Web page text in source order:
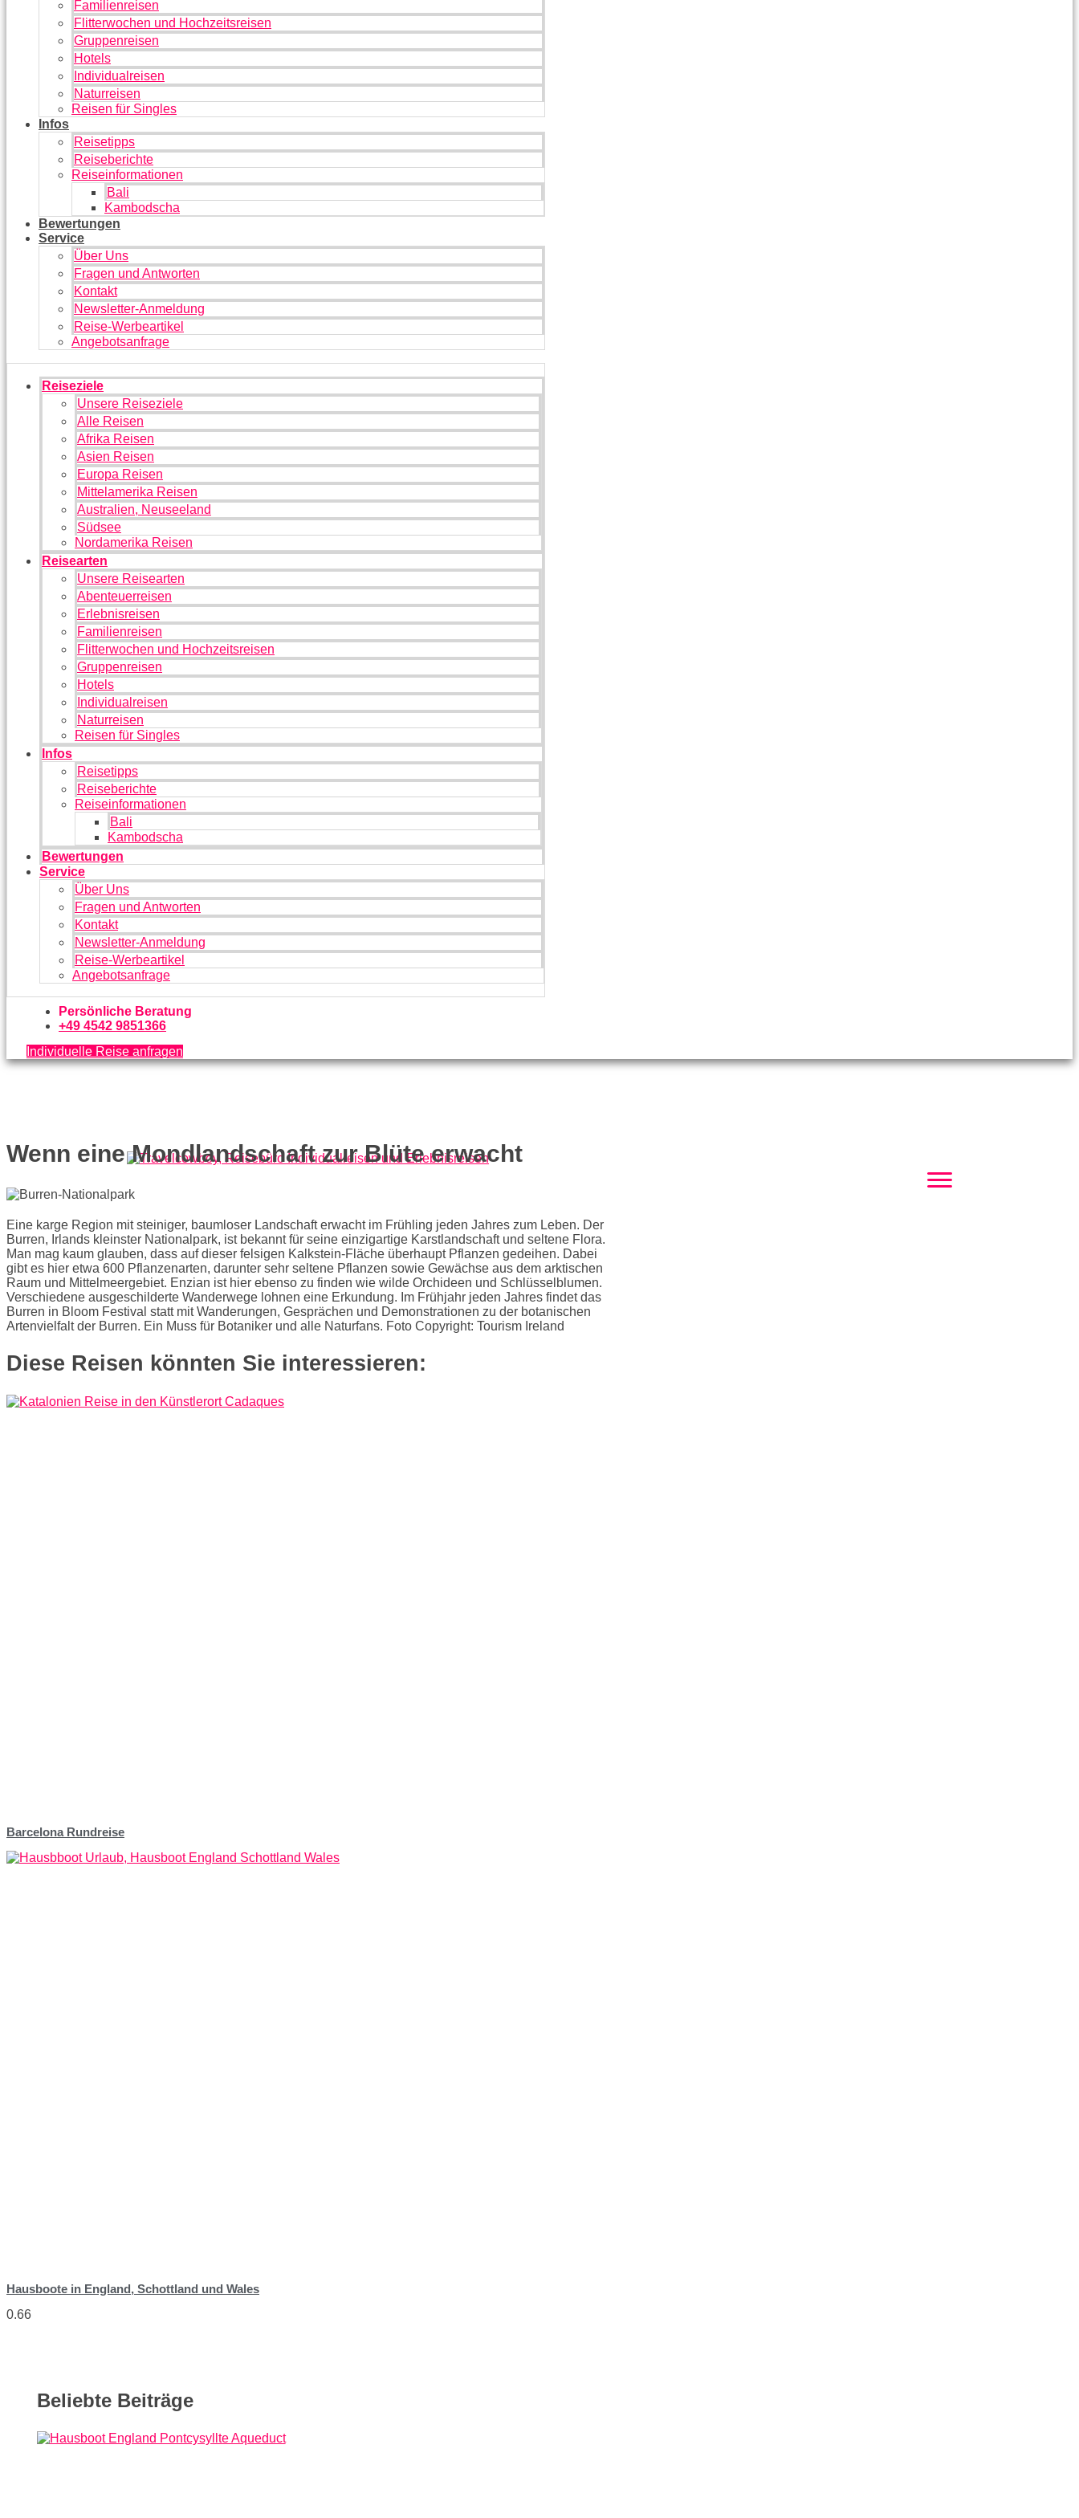
Familienreisen
Flitterwochen und Hochzeitsreisen
Gruppenreisen
Hotels
Individualreisen
Naturreisen
Reisen für Singles
Infos
Reisetipps
Reiseberichte
Reiseinformationen
Bali
Kambodscha
Bewertungen
Service
Über Uns
Fragen und Antworten
Kontakt
Newsletter-Anmeldung
Reise-Werbeartikel
Angebotsanfrage
Reiseziele
Unsere Reiseziele
Alle Reisen
Afrika Reisen
Asien Reisen
Europa Reisen
Mittelamerika Reisen
Australien, Neuseeland
Südsee
Nordamerika Reisen
Reisearten
Unsere Reisearten
Abenteuerreisen
Erlebnisreisen
Familienreisen
Flitterwochen und Hochzeitsreisen
Gruppenreisen
Hotels
Individualreisen
Naturreisen
Reisen für Singles
Infos
Reisetipps
Reiseberichte
Reiseinformationen
Bali
Kambodscha
Bewertungen
Service
Über Uns
Fragen und Antworten
Kontakt
Newsletter-Anmeldung
Reise-Werbeartikel
Angebotsanfrage
Persönliche Beratung
+49 4542 9851366
Individuelle Reise anfragen
Wenn eine Mondlandschaft zur Blüte erwacht
Eine karge Region mit steiniger, baumloser Landschaft erwacht im Frühling jeden Jahres zum Leben. Der
Burren, Irlands kleinster Nationalpark, ist bekannt für seine einzigartige Karstlandschaft und seltene Flora.
Man mag kaum glauben, dass auf dieser felsigen Kalkstein-Fläche überhaupt Pflanzen gedeihen. Dabei
gibt es hier etwa 600 Pflanzenarten, darunter sehr seltene Pflanzen sowie Gewächse aus dem arktischen
Raum und Mittelmeergebiet. Enzian ist hier ebenso zu finden wie wilde Orchideen und Schlüsselblumen.
Verschiedene ausgeschilderte Wanderwege lohnen eine Erkundung. Im Frühjahr jeden Jahres findet das
Burren in Bloom Festival statt mit Wanderungen, Gesprächen und Demonstrationen zu der botanischen
Artenvielfalt der Burren. Ein Muss für Botaniker und alle Naturfans. Foto Copyright: Tourism Ireland
Diese Reisen könnten Sie interessieren:
Barcelona Rundreise
Hausboote in England, Schottland und Wales
Beliebte Beiträge